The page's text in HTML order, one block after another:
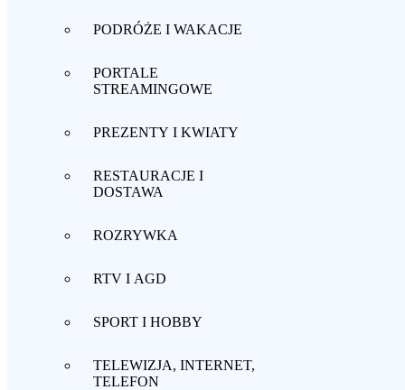
PODRÓŻE I WAKACJE
PORTALE
STREAMINGOWE
PREZENTY I KWIATY
RESTAURACJE I
DOSTAWA
ROZRYWKA
RTV I AGD
SPORT I HOBBY
TELEWIZJA, INTERNET,
TELEFON